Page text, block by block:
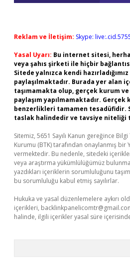
Reklam ve İletişim: Skype:
Yasal Uyarı: Bu internet sitesi,
veya şahıs şirketi ile hiçbir
Sitede yalnızca kendi
paylaşılmaktadır. Burada yer alan
taşımamakta olup, gerçek kurum
paylaşım yapılmamaktadır.
benzerlikleri tamamen tesadüfidir.
taslak halindedir ve tavsiye niteliği
Sitemiz, 5651 Sayılı Kanun gereğince
Kurumu (BTK) tarafından onaylanmış bir
vermektedir. Bu nedenle, sitedeki
veya araştırma yükümlülüğümüz
yazdıkları içeriklerin sorumluluğunu
bu sorumluluğu kabul etmiş sayılırlar.
Hukuka ve yasal düzenlemelere aykırı
içerikleri,
halinde, ilgili içerikler yasal süre